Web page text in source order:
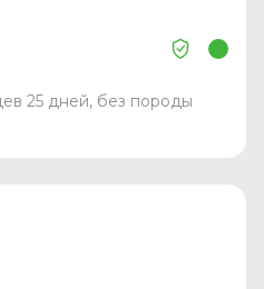
25 дней, без породы